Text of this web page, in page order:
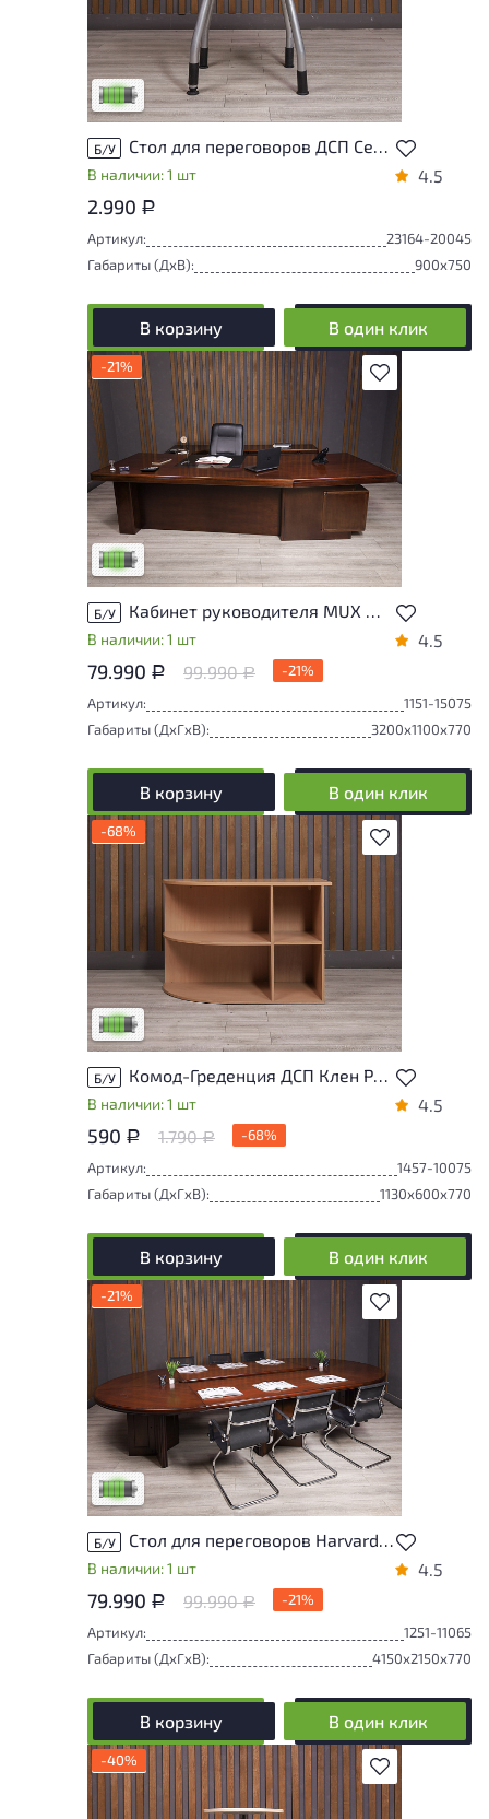
У товара присутствуют незначительные
следы эксплуатации, не влияющие на
удобство его использования
Низкая степень износа
Б/У Стол для переговоров ДСП Серый Россия
В наличии: 1 шт 4.5
2.990 Р
Артикул:
23164-20045
Габариты (ДxВ):
900x750
В корзину В один клик
В избранное
-21%
У товара присутствуют незначительные
следы эксплуатации, не влияющие на
удобство его использования
Низкая степень износа
Б/У Кабинет руководителя MUX Шпон Орех Китай
В наличии: 1 шт 4.5
79.990 Р 99.990Р
-21%
Артикул:
1151-15075
Габариты (ДxГxВ):
3200x1100x770
В корзину В один клик
В избранное
-68%
У товара присутствуют незначительные
следы эксплуатации, не влияющие на
удобство его использования
Низкая степень износа
Б/У Комод-Греденция ДСП Клен Россия
В наличии: 1 шт 4.5
590 Р 1.790Р
-68%
Артикул:
1457-10075
Габариты (ДxГxВ):
1130x600x770
В корзину В один клик
В избранное
-21%
У товара присутствуют незначительные
следы эксплуатации, не влияющие на
удобство его использования
Низкая степень износа
Б/У Стол для переговоров Harvard Шпон Орех Импорт
В наличии: 1 шт 4.5
79.990 Р 99.990Р
-21%
Артикул:
1251-11065
Габариты (ДxГxВ):
4150x2150x770
В корзину В один клик
В избранное
-40%